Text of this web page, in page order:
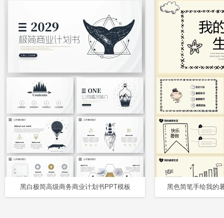
黑白极简高级商务商业计划书PPT模板